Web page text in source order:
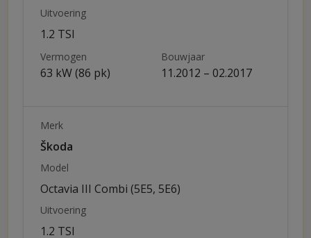
Uitvoering
1.2 TSI
Vermogen
63 kW (86 pk)
Bouwjaar
11.2012 – 02.2017
Merk
Škoda
Model
Octavia III Combi (5E5, 5E6)
Uitvoering
1.2 TSI